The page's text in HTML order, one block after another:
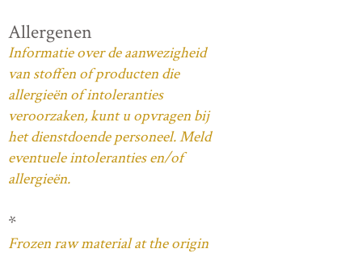
Allergenen
Informatie over de aanwezigheid
van stoffen of producten die
allergieën of intoleranties
veroorzaken, kunt u opvragen bij
het dienstdoende personeel. Meld
eventuele intoleranties en/of
allergieën.
*
Frozen raw material at the origin